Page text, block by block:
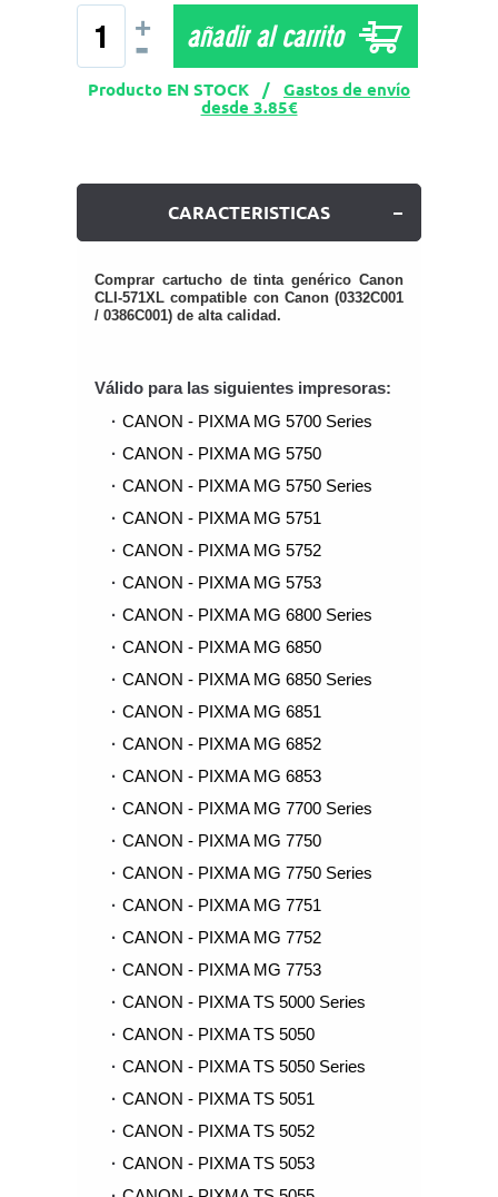
+
- añadir al carrito
Producto EN STOCK / Gastos de envío
desde 3.85€
CARACTERISTICAS
Comprar cartucho de tinta genérico Canon
CLI-571XL compatible con Canon (0332C001
/ 0386C001) de alta calidad.
Válido para las siguientes impresoras:
CANON - PIXMA MG 5700 Series
CANON - PIXMA MG 5750
CANON - PIXMA MG 5750 Series
CANON - PIXMA MG 5751
CANON - PIXMA MG 5752
CANON - PIXMA MG 5753
CANON - PIXMA MG 6800 Series
CANON - PIXMA MG 6850
CANON - PIXMA MG 6850 Series
CANON - PIXMA MG 6851
CANON - PIXMA MG 6852
CANON - PIXMA MG 6853
CANON - PIXMA MG 7700 Series
CANON - PIXMA MG 7750
CANON - PIXMA MG 7750 Series
CANON - PIXMA MG 7751
CANON - PIXMA MG 7752
CANON - PIXMA MG 7753
CANON - PIXMA TS 5000 Series
CANON - PIXMA TS 5050
CANON - PIXMA TS 5050 Series
CANON - PIXMA TS 5051
CANON - PIXMA TS 5052
CANON - PIXMA TS 5053